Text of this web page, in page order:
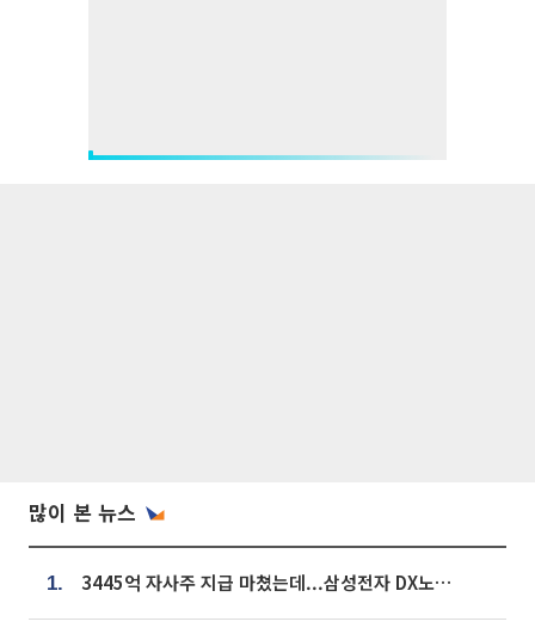
많이 본 뉴스
1. 3445억 자사주 지급 마쳤는데...삼성전자 DX노조, 뒤늦은 '떼쓰기 집회'